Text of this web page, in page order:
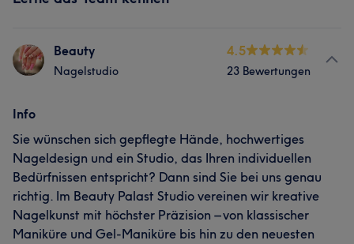
Beauty
Nagelstudio
4.5
23 Bewertungen
Info
Sie wünschen sich gepflegte Hände, hochwertiges
Nageldesign und ein Studio, das Ihren individuellen
Bedürfnissen entspricht? Dann sind Sie bei uns genau
richtig. Im Beauty Palast Studio vereinen wir kreative
Nagelkunst mit höchster Präzision – von klassischer
Maniküre und Gel-Maniküre bis hin zu den neuesten